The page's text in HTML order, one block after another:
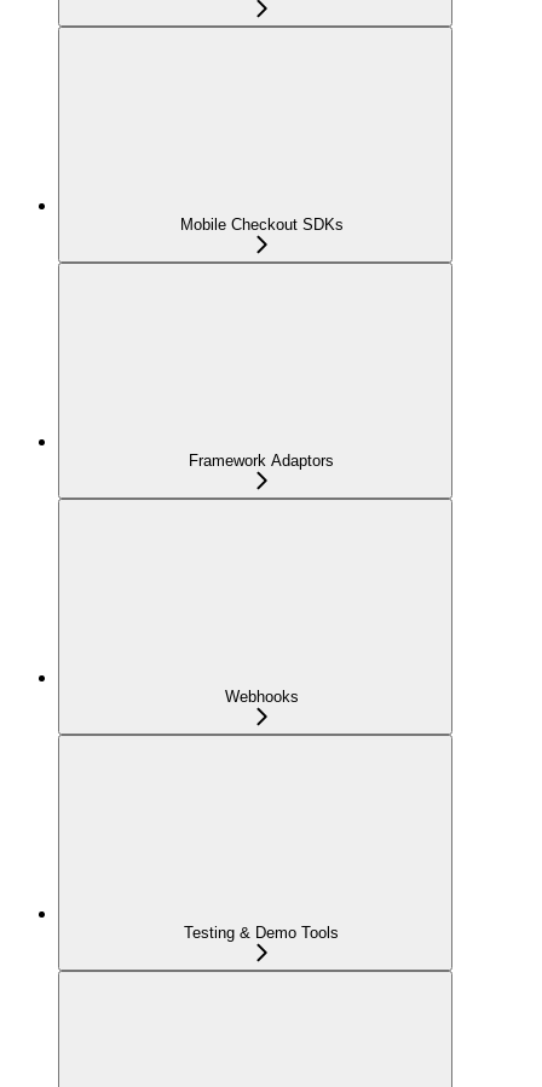
Mobile Checkout SDKs
Framework Adaptors
Webhooks
Testing & Demo Tools